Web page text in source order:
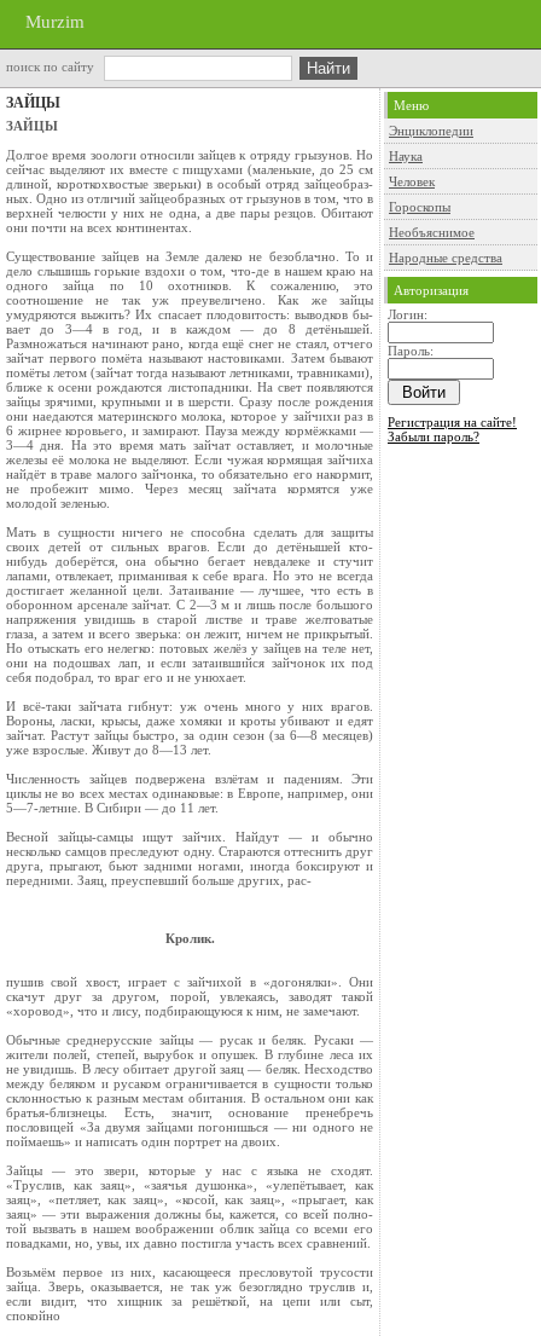
Murzim
поиск по сайту
ЗАЙЦЫ
ЗАЙЦЫ
Долгое время зоологи относили зайцев к отряду грызунов. Но
сейчас выделяют их вместе с пищухами (маленькие, до 25 см
длиной, корот­кохвостые зверьки) в особый отряд зайцеобраз­
ных. Одно из отличий зайцеобразных от грызу­нов в том, что в
верхней челюсти у них не одна, а две пары резцов. Обитают
они почти на всех континентах.
Существование зайцев на Земле далеко не безоблачно. То и
дело слышишь горькие вздохи о том, что-де в нашем краю на
одного зайца по 10 охотников. К сожалению, это
соотношение не так уж преувеличено. Как же зайцы
умудряются выжить? Их спасает плодовитость: выводков бы­
вает до 3—4 в год, и в каждом — до 8 детёнышей.
Размножаться начинают рано, когда ещё снег не стаял, отчего
зайчат первого помёта называют настовиками. Затем бывают
помёты летом (зай­чат тогда называют летниками, травниками),
ближе к осени рождаются листопадники. На свет появляются
зайцы зрячими, крупными и в шер­сти. Сразу после рождения
они наедаются ма­теринского молока, которое у зайчихи раз в
6 жирнее коровьего, и замирают. Пауза между кормёжками —
3—4 дня. На это время мать зайчат оставляет, и молочные
железы её молока не выделяют. Если чужая кормящая зайчиха
найдёт в траве малого зайчонка, то обязательно его накормит,
не пробежит мимо. Через месяц зайчата кормятся уже
молодой зеленью.
Мать в сущности ничего не способна сделать для защиты
своих детей от сильных врагов. Если до детёнышей кто-
нибудь доберётся, она обычно бегает невдалеке и стучит
лапами, отвлекает, приманивая к себе врага. Но это не всегда
до­стигает желанной цели. Затаивание — лучшее, что есть в
оборонном арсенале зайчат. С 2—3 м и лишь после большого
напряжения увидишь в старой листве и траве желтоватые
глаза, а затем и всего зверька: он лежит, ничем не прикрытый.
Но отыскать его нелегко: потовых желёз у зайцев на теле нет,
они на подошвах лап, и если за­таившийся зайчонок их под
себя подобрал, то враг его и не унюхает.
И всё-таки зайчата гибнут: уж очень много у них врагов.
Вороны, ласки, крысы, даже хомяки и кроты убивают и едят
зайчат. Растут зайцы быстро, за один сезон (за 6—8 месяцев)
уже взрослые. Живут до 8—13 лет.
Численность зайцев подвержена взлётам и падениям. Эти
циклы не во всех местах одина­ковые: в Европе, например, они
5—7-летние. В Сибири — до 11 лет.
Весной зайцы-самцы ищут зайчих. Найдут — и обычно
несколько самцов преследуют одну. Стараются оттеснить друг
друга, прыгают, бьют задними ногами, иногда боксируют и
перед­ними. Заяц, преуспевший больше других, рас-
Кролик.
пушив свой хвост, играет с зайчихой в «дого­нялки». Они
скачут друг за другом, порой, ув­лекаясь, заводят такой
«хоровод», что и лису, подбирающуюся к ним, не замечают.
Обычные среднерусские зайцы — русак и беляк. Русаки —
жители полей, степей, вырубок и опушек. В глубине леса их
не увидишь. В лесу обитает другой заяц — беляк. Несходство
между беляком и русаком ограничивается в сущности только
склонностью к разным местам обитания. В остальном они как
братья-близнецы. Есть, значит, основание пренебречь
пословицей «За двумя зайцами погонишься — ни одного не
поймаешь» и написать один портрет на двоих.
Зайцы — это звери, которые у нас с языка не сходят.
«Труслив, как заяц», «заячья душонка», «улепётывает, как
заяц», «петляет, как заяц», «косой, как заяц», «прыгает, как
заяц» — эти выражения должны бы, кажется, со всей полно­
той вызвать в нашем воображении облик зайца со всеми его
повадками, но, увы, их давно по­стигла участь всех сравнений.
Возьмём первое из них, касающееся пресло­вутой трусости
зайца. Зверь, оказывается, не так уж безоглядно труслив и,
если видит, что хищ­ник за решёткой, на цепи или сыт,
спокойно
Меню
Энциклопедии
Наука
Человек
Гороскопы
Необъяснимое
Народные средства
Авторизация
Логин:
Пароль:
Регистрация на сайте!
Забыли пароль?